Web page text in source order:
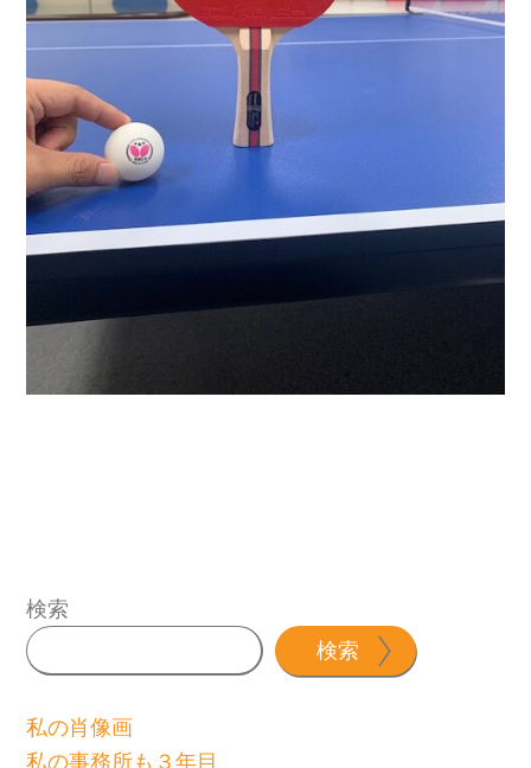
検索
検索
私の肖像画
私の事務所も３年目